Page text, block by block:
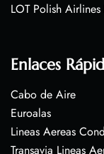
LOT Polish
Enlaces
Cabo de Aire
Euroalas
Lineas Aereas
Transavia Lineas